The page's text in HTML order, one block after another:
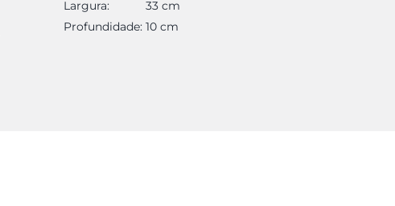
Largura:
33 cm
Profundidade: 10 cm